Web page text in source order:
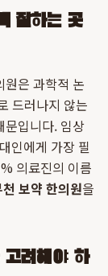
잘하는 곳
원은 과학적 논
드러나지 않는
문입니다. 임상
인에게 가장 필
의료진의 이름
보약 한의원을
려해야 하